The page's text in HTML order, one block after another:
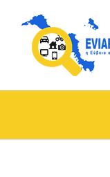
content